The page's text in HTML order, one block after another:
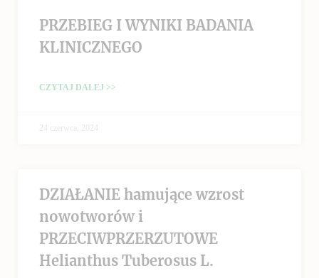
PRZEBIEG I WYNIKI BADANIA
KLINICZNEGO
CZYTAJ DALEJ >>
24 czerwca, 2024
DZIAŁANIE hamujące wzrost
nowotworów i
PRZECIWPRZERZUTOWE
Helianthus Tuberosus L.